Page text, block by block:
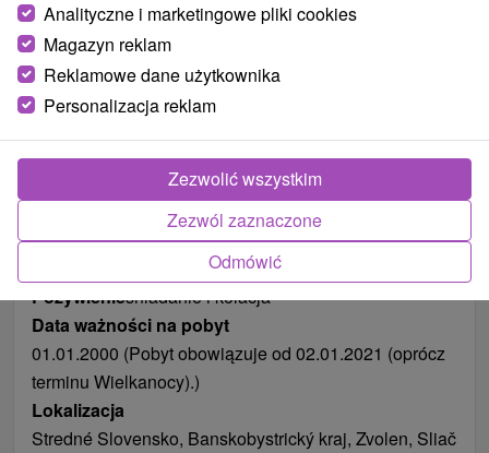
Zdjęcia od klientów+31
Pożywienieśniadanie i kolacja
Data ważności na pobyt
01.01.2000 (Pobyt obowiązuje od 02.01.2021 (oprócz
terminu Wielkanocy).)
Lokalizacja
Stredné Slovensko, Banskobystrický kraj, Zvolen, Sliač
Analityczne i marketingowe pliki cookies
Magazyn reklam
Reklamowe dane użytkownika
Personalizacja reklam
Odmówić
Zezwól zaznaczone
Zezwolić wszystkim